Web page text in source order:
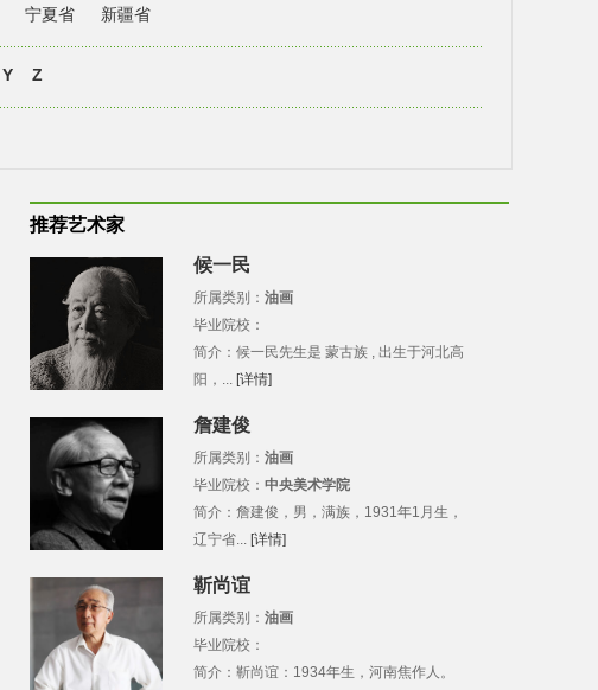
宁夏省 新疆省
Y Z
推荐艺术家
候一民
所属类别： 油画
毕业院校：
简介：候一民先生是 蒙古族 , 出生于河北高
阳，... [详情]
詹建俊
所属类别： 油画
毕业院校： 中央美术学院
简介：詹建俊，男，满族，1931年1月生，
辽宁省... [详情]
靳尚谊
所属类别： 油画
毕业院校：
简介：靳尚谊：1934年生，河南焦作人。